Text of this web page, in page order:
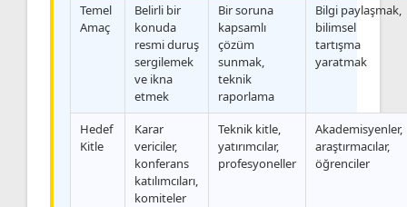
Temel
Amaç
Belirli bir
konuda
resmi duruş
sergilemek
ve ikna
etmek
Bir soruna
kapsamlı
çözüm
sunmak,
teknik
raporlama
Bilgi paylaşmak,
bilimsel
tartışma
yaratmak
Hedef
Kitle
Karar
vericiler,
konferans
katılımcıları,
komiteler
Teknik kitle,
yatırımcılar,
profesyoneller
Akademisyenler,
araştırmacılar,
öğrenciler